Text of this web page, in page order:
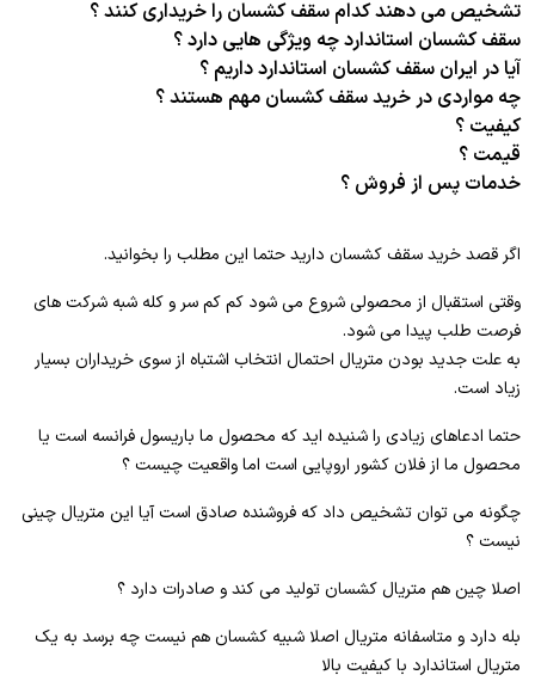
تشخیص می دهند کدام سقف کشسان را خریداری کنند ؟
سقف کشسان استاندارد چه ویژگی هایی دارد ؟
آیا در ایران سقف کشسان استاندارد داریم ؟
چه مواردی در خرید سقف کشسان مهم هستند ؟
کیفیت ؟
قیمت ؟
خدمات پس از فروش ؟
اگر قصد خرید سقف کشسان دارید حتما این مطلب را بخوانید.
وقتی استقبال از محصولی شروع می شود کم کم سر و کله شبه شرکت های
فرصت طلب پیدا می شود.
به علت جدید بودن متریال احتمال انتخاب اشتباه از سوی خریداران بسیار
زیاد است.
حتما ادعاهای زیادی را شنیده اید که محصول ما باریسول فرانسه است یا
محصول ما از فلان کشور اروپایی است اما واقعیت چیست ؟
چگونه می توان تشخیص داد که فروشنده صادق است آیا این متریال چینی
نیست ؟
اصلا چین هم متریال کشسان تولید می کند و صادرات دارد ؟
بله دارد و متاسفانه متریال اصلا شبیه کشسان هم نیست چه برسد به یک
متریال استاندارد با کیفیت بالا